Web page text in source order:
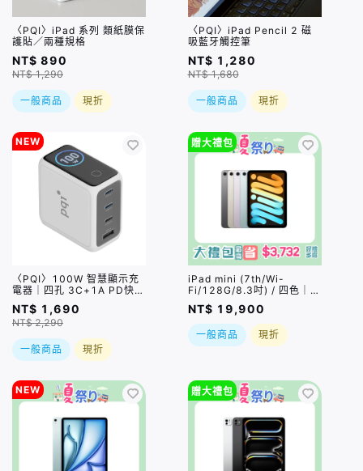
〈PQI〉iPad 系列 類紙膜保
護貼／兩種規格
NT$ 890
NT$ 1,290
一般商品 現折
〈PQI〉iPad Pencil 2 磁
吸藍牙觸控筆
NT$ 1,280
NT$ 1,680
一般商品 現折
NEW
〈PQI〉100W 智慧顯示充
電器｜四孔 3C+1A PD快充
充電器（PDC100WS1）
NT$ 1,690
NT$ 2,290
一般商品 現折
贈大禮包
iPad mini (7th/Wi-
Fi/128G/8.3吋) / 四色｜可
搭配Apple Pencil Pro｜直
贈總價值$1090好禮五選一
｜現貨或預購，實際依原廠
到貨時間為準
NT$ 19,900
一般商品 現折
NEW 贈大禮包